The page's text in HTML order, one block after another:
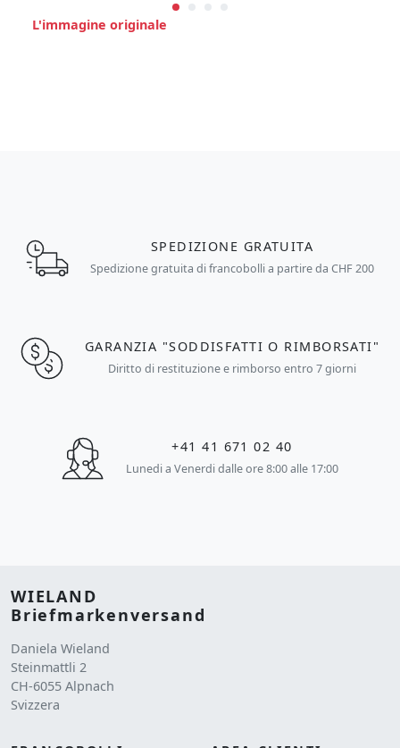
L'immagine originale
SPEDIZIONE GRATUITA
Spedizione gratuita di francobolli a partire da CHF 200
GARANZIA "SODDISFATTI O RIMBORSATI"
Diritto di restituzione e rimborso entro 7 giorni
+41 41 671 02 40
Lunedi a Venerdi dalle ore 8:00 alle 17:00
WIELAND
Briefmarkenversand
Daniela Wieland
Steinmattli 2
CH-6055 Alpnach
Svizzera